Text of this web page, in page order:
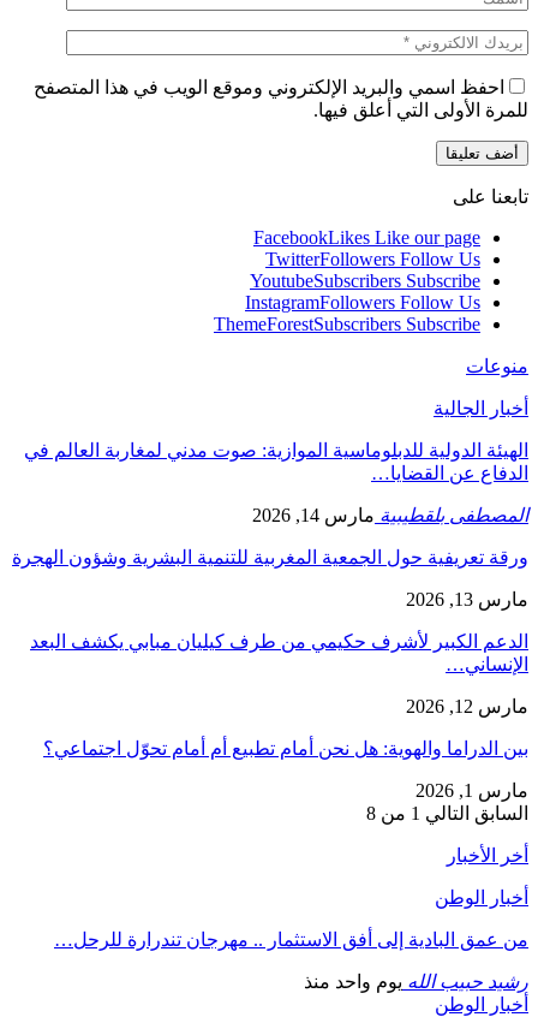
احفظ اسمي والبريد الإلكتروني وموقع الويب في هذا المتصفح
للمرة الأولى التي أعلق فيها.
تابعنا على
FacebookLikes Like our page
TwitterFollowers Follow Us
YoutubeSubscribers Subscribe
InstagramFollowers Follow Us
ThemeForestSubscribers Subscribe
منوعات
أخبار الجالية
الهيئة الدولية للدبلوماسية الموازية: صوت مدني لمغاربة العالم في
الدفاع عن القضايا…
المصطفى بلقطيبية مارس 14, 2026
ورقة تعريفية حول الجمعية المغربية للتنمية البشرية وشؤون الهجرة
مارس 13, 2026
الدعم الكبير لأشرف حكيمي من طرف كيليان مبابي يكشف البعد
الإنساني…
مارس 12, 2026
بين الدراما والهوية: هل نحن أمام تطبيع أم أمام تحوّل اجتماعي؟
مارس 1, 2026
السابق التالي 1 من 8
أخر الأخبار
أخبار الوطن
من عمق البادية إلى أفق الاستثمار .. مهرجان تندرارة للرحل…
رشيد حبيب الله يوم واحد منذ
أخبار الوطن